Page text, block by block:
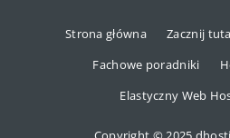
Strona główna Zacznij
Fachowe poradniki
Elastyczny Web